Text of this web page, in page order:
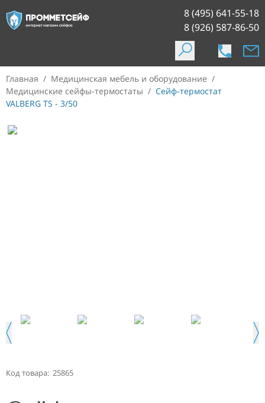
8 (495) 641-55-18
8 (926) 587-86-50
Главная / Медицинская мебель и оборудование /
Медицинские сейфы-термостаты / Сейф-термостат
VALBERG TS - 3/50
Код товара: 25865